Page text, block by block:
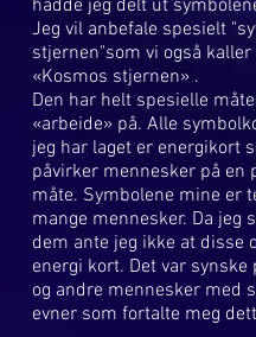
hadde jeg delt ut
Jeg vil anbefale spesielt
stjernen"som vi også
«Kosmos stjernen» .
Den har helt spesielle
«arbeide» på. Alle
jeg har laget er energikort
påvirker mennesker på en
måte. Symbolene mine er
mange mennesker. Da jeg
dem ante jeg ikke at disse
energi kort. Det var synske
og andre mennesker med
evner som fortalte meg